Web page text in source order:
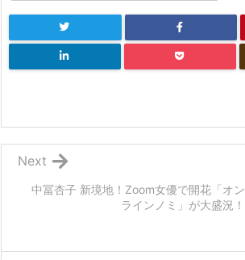
中冨杏子 新境地！Zoom女優で開花「オン
ラインノミ」が大盛況！
Next